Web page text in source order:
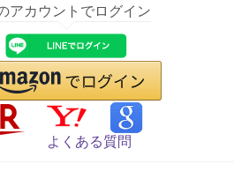
アカウントでログイン
よくある質問